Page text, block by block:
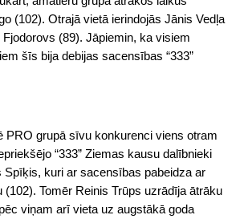
(102). Otrajā vietā ierindojās Jānis Vedļa
(89). Jāpiemin, ka visiem
šīs bija debijas sacensības “333”
PRO grupā sīvu konkurenci viens otram
“333” Ziemas kausu dalībnieki
Spīķis, kuri ar sacensības pabeidza ar
(102). Tomēr Reinis Trūps uzrādīja ātrāku
viņam arī vieta uz augstākā goda